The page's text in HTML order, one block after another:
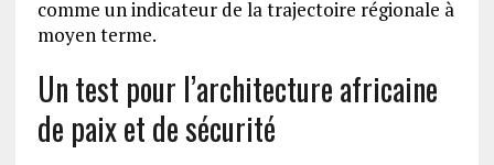
comme un indicateur de la trajectoire régionale à
moyen terme.
Un test pour l’architecture africaine
de paix et de sécurité